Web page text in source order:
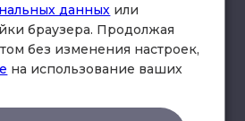
фирма «Клифф».
данных или
браузера. Продолжая
без изменения настроек,
на использование ваших